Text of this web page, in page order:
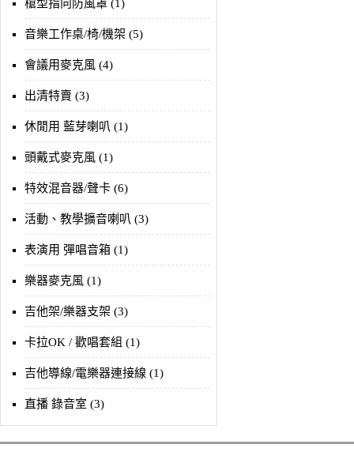
槍型指向防風罩 (1)
音樂工作桌/椅/機架 (5)
會議用麥克風 (4)
出清特賣 (3)
休閒用 藍芽喇叭 (1)
頭戴式麥克風 (1)
特效混音器/聲卡 (6)
活動、教學擴音喇叭 (3)
表演用 彈唱音箱 (1)
樂器麥克風 (1)
吉他架/樂器支架 (3)
卡拉OK / 歡唱套組 (1)
吉他導線/電樂器連接線 (1)
直播 錄音室 (3)